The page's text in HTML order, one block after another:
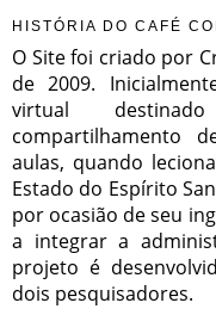
HISTÓRIA DO CAFÉ
O Site foi criado por
de 2009.
virtual
compartilhamento
aulas, quando
Estado do Espírito
por ocasião de seu
a integrar a
projeto é
dois pesquisadores.